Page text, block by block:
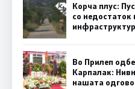
Корча плус:
со недостаток
Во Прилеп
Карпалак:
нашата